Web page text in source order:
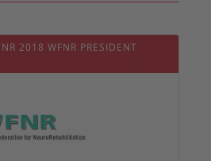
2018 WFNR PRESIDENT